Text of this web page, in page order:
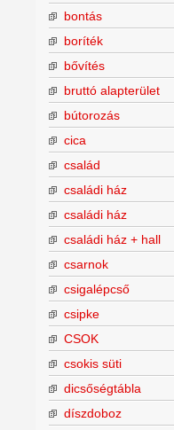
bontás
boríték
bővítés
bruttó alapterület
bútorozás
cica
család
családi ház
családi ház
családi ház + hall
csarnok
csigalépcső
csipke
CSOK
csokis süti
dicsőségtábla
díszdoboz